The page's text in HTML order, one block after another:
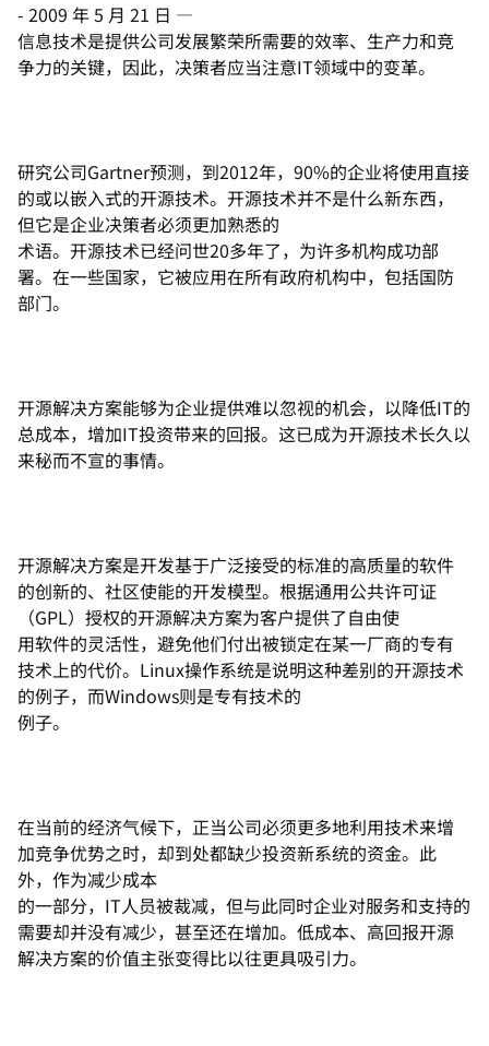
- 2009 年 5 月 21 日 —
信息技术是提供公司发展繁荣所需要的效率、生产力和竞
争力的关键，因此，决策者应当注意IT领域中的变革。
研究公司Gartner预测，到2012年，90%的企业将使用直接
的或以嵌入式的开源技术。开源技术并不是什么新东西，
但它是企业决策者必须更加熟悉的
术语。开源技术已经问世20多年了，为许多机构成功部
署。在一些国家，它被应用在所有政府机构中，包括国防
部门。
开源解决方案能够为企业提供难以忽视的机会，以降低IT的
总成本，增加IT投资带来的回报。这已成为开源技术长久以
来秘而不宣的事情。
开源解决方案是开发基于广泛接受的标准的高质量的软件
的创新的、社区使能的开发模型。根据通用公共许可证
（GPL）授权的开源解决方案为客户提供了自由使
用软件的灵活性，避免他们付出被锁定在某一厂商的专有
技术上的代价。Linux操作系统是说明这种差别的开源技术
的例子，而Windows则是专有技术的
例子。
在当前的经济气候下，正当公司必须更多地利用技术来增
加竞争优势之时，却到处都缺少投资新系统的资金。此
外，作为减少成本
的一部分，IT人员被裁减，但与此同时企业对服务和支持的
需要却并没有减少，甚至还在增加。低成本、高回报开源
解决方案的价值主张变得比以往更具吸引力。